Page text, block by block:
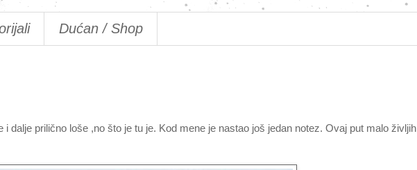
Dućan / Shop
dalje prilično loše ,no što je tu je. Kod mene je nastao još jedan notez. Ovaj put malo življih